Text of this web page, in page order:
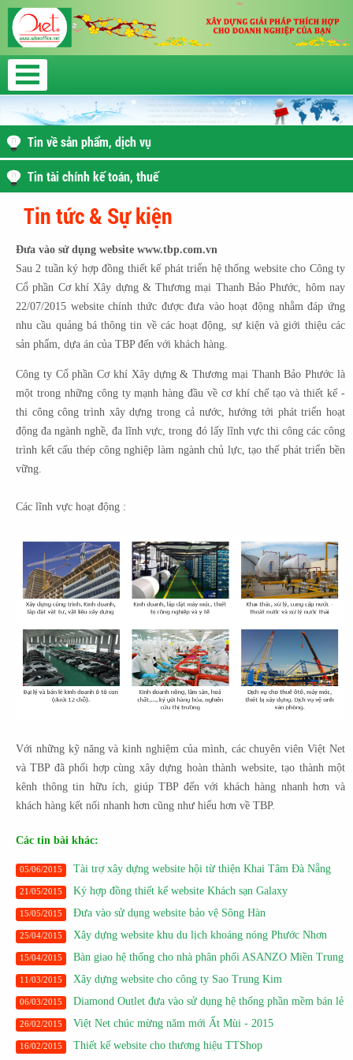
Tin về sản phẩm, dịch vụ
Tin tài chính kế toán, thuế
Tin tức & Sự kiện
Đưa vào sử dụng website www.tbp.com.vn
Sau 2 tuần ký hợp đồng thiết kế phát triển hệ thống website cho Công ty
Cổ phần Cơ khí Xây dựng & Thương mại Thanh Bảo Phước, hôm nay
22/07/2015 website chính thức được đưa vào hoạt động nhằm đáp ứng
nhu cầu quảng bá thông tin về các hoạt động, sự kiện và giới thiệu các
sản phẩm, dựa án của TBP đến với khách hàng.
Công ty Cổ phần Cơ khí Xây dựng & Thương mại Thanh Bảo Phước là
một trong những công ty mạnh hàng đầu về cơ khí chế tạo và thiết kế -
thi công công trình xây dựng trong cả nước, hướng tới phát triển hoạt
động đa ngành nghề, đa lĩnh vực, trong đó lấy lĩnh vực thi công các công
trình kết cấu thép công nghiệp làm ngành chủ lực, tạo thế phát triển bền
vững.
Các lĩnh vực hoạt động :
Với những kỹ năng và kinh nghiệm của mình, các chuyên viên Việt Net
và TBP đã phối hợp cùng xây dựng hoàn thành website, tạo thành một
kênh thông tin hữu ích, giúp TBP đến với khách hàng nhanh hơn và
khách hàng kết nối nhanh hơn cũng như hiểu hơn về TBP.
Các tin bài khác:
05/06/2015 Tài trợ xây dựng website hội từ thiện Khai Tâm Đà Nẵng
21/05/2015 Ký hợp đồng thiết kế website Khách sạn Galaxy
15/05/2015 Đưa vào sử dụng website bảo vệ Sông Hàn
25/04/2015 Xây dựng website khu du lịch khoáng nóng Phước Nhơn
15/04/2015 Bàn giao hệ thống cho nhà phân phối ASANZO Miền Trung
11/03/2015 Xây dựng website cho công ty Sao Trung Kim
06/03/2015 Diamond Outlet đưa vào sử dụng hệ thống phần mềm bán lẻ
26/02/2015 Việt Net chúc mừng năm mới Ất Mùi - 2015
16/02/2015 Thiết kế website cho thương hiệu TTShop